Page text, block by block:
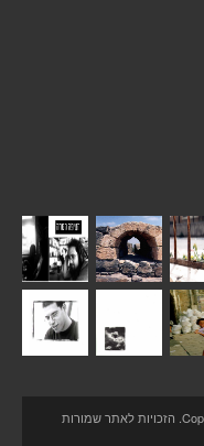
Copyright 2012 Piccolo Theme. All rights reserved. הזכויות לאתר שמורות